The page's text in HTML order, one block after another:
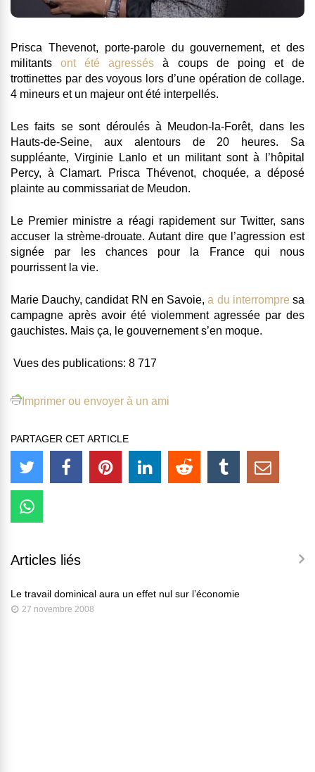
Prisca Thevenot, porte-parole du gouvernement, et des
militantsont été agressés à coups de poing et de
trottinettes par des voyous lors d’une opération de collage.
4 mineurs et un majeur ont été interpellés.
Les faits se sont déroulés à Meudon-la-Forêt, dans les
Hauts-de-Seine, aux alentours de 20 heures. Sa
suppléante, Virginie Lanlo et un militant sont à l’hôpital
Percy, à Clamart. Prisca Thévenot, choquée, a déposé
plainte au commissariat de Meudon.
Le Premier ministre a réagi rapidement sur Twitter, sans
accuser la strème-drouate. Autant dire que l’agression est
signée par les chances pour la France qui nous
pourrissent la vie.
Marie Dauchy, candidat RN en Savoie,a du interrompre sa
campagne après avoir été violemment agressée par des
gauchistes. Mais ça, le gouvernement s’en moque.
Vues des publications: 8 717
Imprimer ou envoyer à un ami
PARTAGER CET ARTICLE
Articles liés
Le travail dominical aura un effet nul sur l’économie
27 novembre 2008